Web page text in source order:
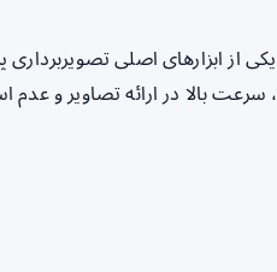
از ابزارهای اصلی
بالا در ارائه تصاویر و عدم